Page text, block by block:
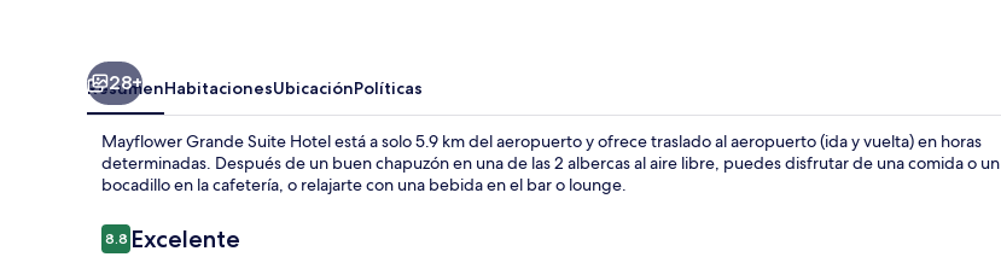
28+
ResumenHabitacionesUbicaciónPolíticas
Mayflower Grande Suite Hotel está a solo 5.9 km del aeropuerto y ofrece traslado al aeropuerto (ida y vuelta) en horas
determinadas. Después de un buen chapuzón en una de las 2 albercas al aire libre, puedes disfrutar de una comida o un
bocadillo en la cafetería, o relajarte con una bebida en el bar o lounge.
Opiniones
8.88.8 de 10,
Excelente